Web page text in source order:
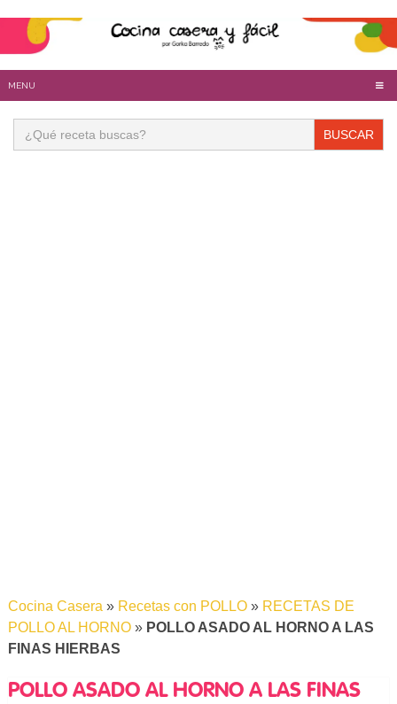
MENU
Buscar:
Cocina Casera» Recetas con POLLO» RECETAS DE
POLLO AL HORNO» POLLO ASADO AL HORNO A LAS
FINAS HIERBAS
POLLO ASADO AL HORNO A LAS FINAS